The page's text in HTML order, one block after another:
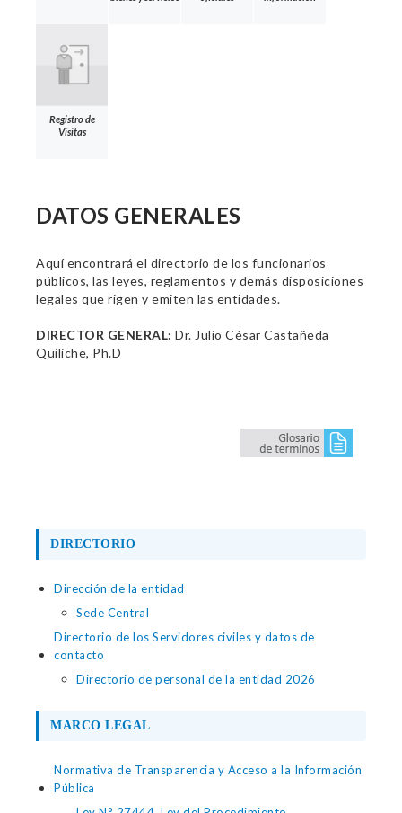
Registro de
Visitas
DATOS GENERALES
Aquí encontrará el directorio de los funcionarios
públicos, las leyes, reglamentos y demás disposiciones
legales que rigen y emiten las entidades.
DIRECTOR GENERAL: Dr. Julio César Castañeda
Quiliche, Ph.D
DIRECTORIO
Dirección de la entidad
Sede Central
Directorio de los Servidores civiles y datos de
contacto
Directorio de personal de la entidad 2026
MARCO LEGAL
Normativa de Transparencia y Acceso a la Información
Pública